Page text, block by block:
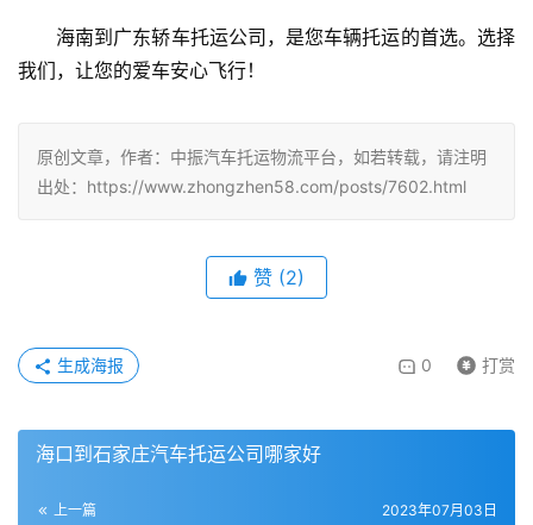
海南到广东轿车托运公司，是您车辆托运的首选。选择
我们，让您的爱车安心飞行！
原创文章，作者：中振汽车托运物流平台，如若转载，请注明
出处：https://www.zhongzhen58.com/posts/7602.html
赞 (2)
0 打赏
生成海报
海口到石家庄汽车托运公司哪家好
上一篇 2023年07月03日